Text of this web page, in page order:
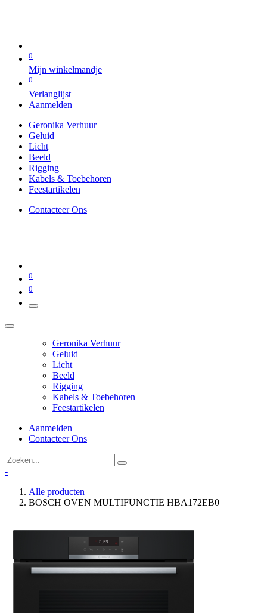
0
Mijn winkelmandje
0
Verlanglijst
Aanmelden
Geronika Verhuur
Geluid
Licht
Beeld
Rigging
Kabels & Toebehoren
Feestartikelen
Contacteer Ons
0
0
Geronika Verhuur
Geluid
Licht
Beeld
Rigging
Kabels & Toebehoren
Feestartikelen
Aanmelden
Contacteer Ons
-
Alle producten
BOSCH OVEN MULTIFUNCTIE HBA172EB0